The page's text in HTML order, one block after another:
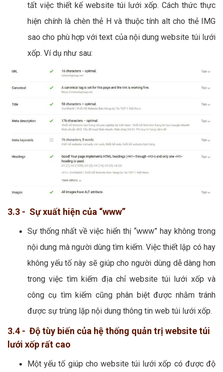
tất việc thiết kế website túi lưới xốp. Cách thức thực
hiện chính là chèn thẻ H và thuộc tính alt cho thẻ IMG
sao cho phù hợp với text của nội dung website túi lưới
xốp. Ví dụ như sau:
3.3 - Sự xuất hiện của “www”
Sự thống nhất về việc hiển thị “www” hay không trong
nội dung mà người dùng tìm kiếm. Việc thiết lập có hay
không yếu tố này sẽ giúp cho người dùng dễ dàng hơn
trong việc tìm kiếm địa chỉ website túi lưới xốp và
công cụ tìm kiếm cũng phân biệt được nhằm tránh
được sự trùng lặp nội dung thông tin web túi lưới xốp.
3.4 - Độ tùy biến của hệ thống quản trị website túi
lưới xốp rất cao
Một yếu tố giúp cho website túi lưới xốp có được độ